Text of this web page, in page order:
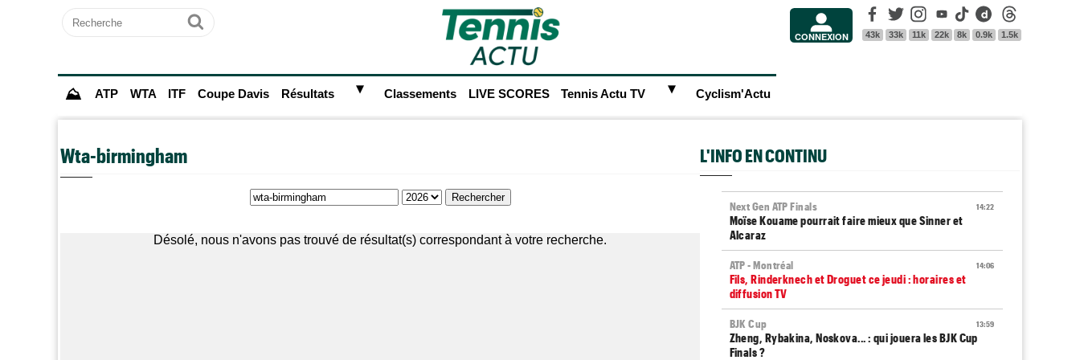
Recherche
Ok CONNEXION
Facebook
43k
Twitter
33k
Instagram
11k
Youtube
22k
Tik Tok
8k
Dailymotion
0.9k 1.5k
⛰ ATP WTA ITF Coupe Davis Résultats ► Classements LIVE SCORES Tennis Actu TV ► Cyclism'Actu
Wta-birmingham
Désolé, nous n'avons pas trouvé de résultat(s) correspondant à votre recherche.
L'INFO EN CONTINU
14:22
Next Gen ATP Finals
Moïse Kouame pourrait faire mieux que Sinner et
Alcaraz
14:06
ATP - Montréal
Fils, Rinderknech et Droguet ce jeudi : horaires et
diffusion TV
13:59
BJK Cup
Zheng, Rybakina, Noskova... : qui jouera les BJK Cup
Finals ?